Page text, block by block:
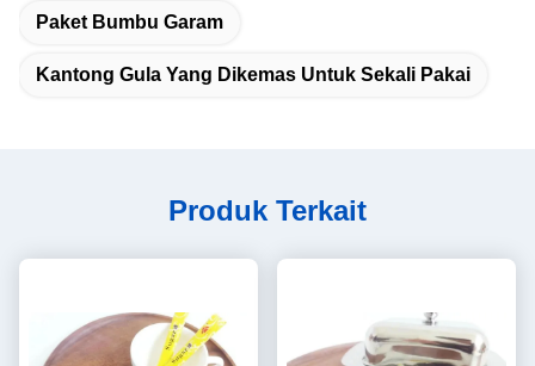
Paket Bumbu Garam
Kantong Gula Yang Dikemas Untuk Sekali Pakai
Produk Terkait